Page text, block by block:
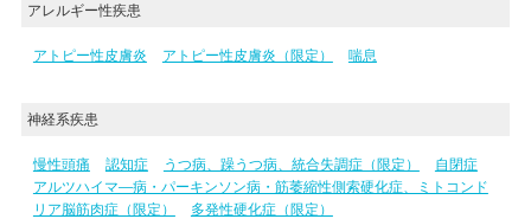
アレルギー性疾患
アトピー性皮膚炎 アトピー性皮膚炎（限定） 喘息
神経系疾患
慢性頭痛 認知症 うつ病、躁うつ病、統合失調症（限定）
自閉症
アルツハイマ―病・パーキンソン病・筋萎縮性側索硬化症、ミトコンド
リア脳筋肉症（限定）
多発性硬化症（限定）